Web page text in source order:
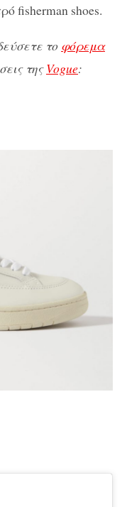
fisherman shoes.
το φόρεμα
τηςVogue: